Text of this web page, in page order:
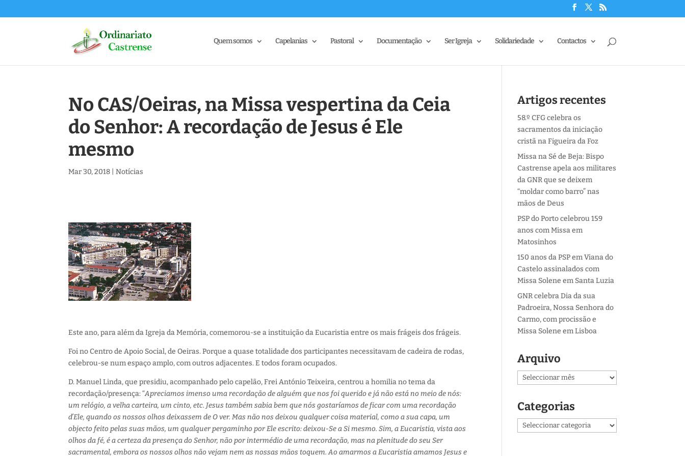
Quem somos Capelanias Pastoral Documentação Ser Igreja Solidariedade Contactos
No CAS/Oeiras, na Missa vespertina da Ceia
do Senhor: A recordação de Jesus é Ele
mesmo
Mar 30, 2018 |Notícias
Este ano, para além da Igreja da Memória, comemorou-se a instituição da Eucaristia entre os mais frágeis dos frágeis.
Foi no Centro de Apoio Social, de Oeiras. Porque a quase totalidade dos participantes necessitavam de cadeira de rodas,
celebrou-se num espaço amplo, com outros adjacentes. E todos foram ocupados.
D. Manuel Linda, que presidiu, acompanhado pelo capelão, Frei António Teixeira, centrou a homilia no tema da
recordação/presença: “Apreciamos imenso uma recordação de alguém que nos foi querido e já não está no meio de nós:
um relógio, a velha carteira, um cinto, etc. Jesus também sabia bem que nós gostaríamos de ficar com uma recordação
d’Ele, quando os nossos olhos deixassem de O ver. Mas não nos deixou qualquer coisa material, como a sua capa, um
objecto feito pelas suas mãos, um qualquer pergaminho por Ele escrito: deixou-Se a Si mesmo. Sim, a Eucaristia, vista aos
olhos da fé, é a certeza da presença do Senhor, não por intermédio de uma recordação, mas na plenitude do seu Ser
sacramental, embora os nossos olhos não vejam nem as nossas mãos toquem. Ao amarmos a Eucaristia amamos Jesus e
Artigos recentes
58.º CFG celebra os
sacramentos da iniciação
cristã na Figueira da Foz
Missa na Sé de Beja: Bispo
Castrense apela aos militares
da GNR que se deixem
“moldar como barro” nas
mãos de Deus
PSP do Porto celebrou 159
anos com Missa em
Matosinhos
150 anos da PSP em Viana do
Castelo assinalados com
Missa Solene em Santa Luzia
GNR celebra Dia da sua
Padroeira, Nossa Senhora do
Carmo, com procissão e
Missa Solene em Lisboa
Arquivo
Arquivo
Categorias
Categorias